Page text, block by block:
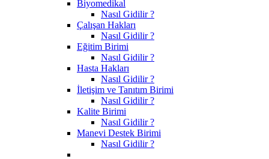
Biyomedikal
Nasıl Gidilir ?
Çalışan Hakları
Nasıl Gidilir ?
Eğitim Birimi
Nasıl Gidilir ?
Hasta Hakları
Nasıl Gidilir ?
İletişim ve Tanıtım Birimi
Nasıl Gidilir ?
Kalite Birimi
Nasıl Gidilir ?
Manevi Destek Birimi
Nasıl Gidilir ?